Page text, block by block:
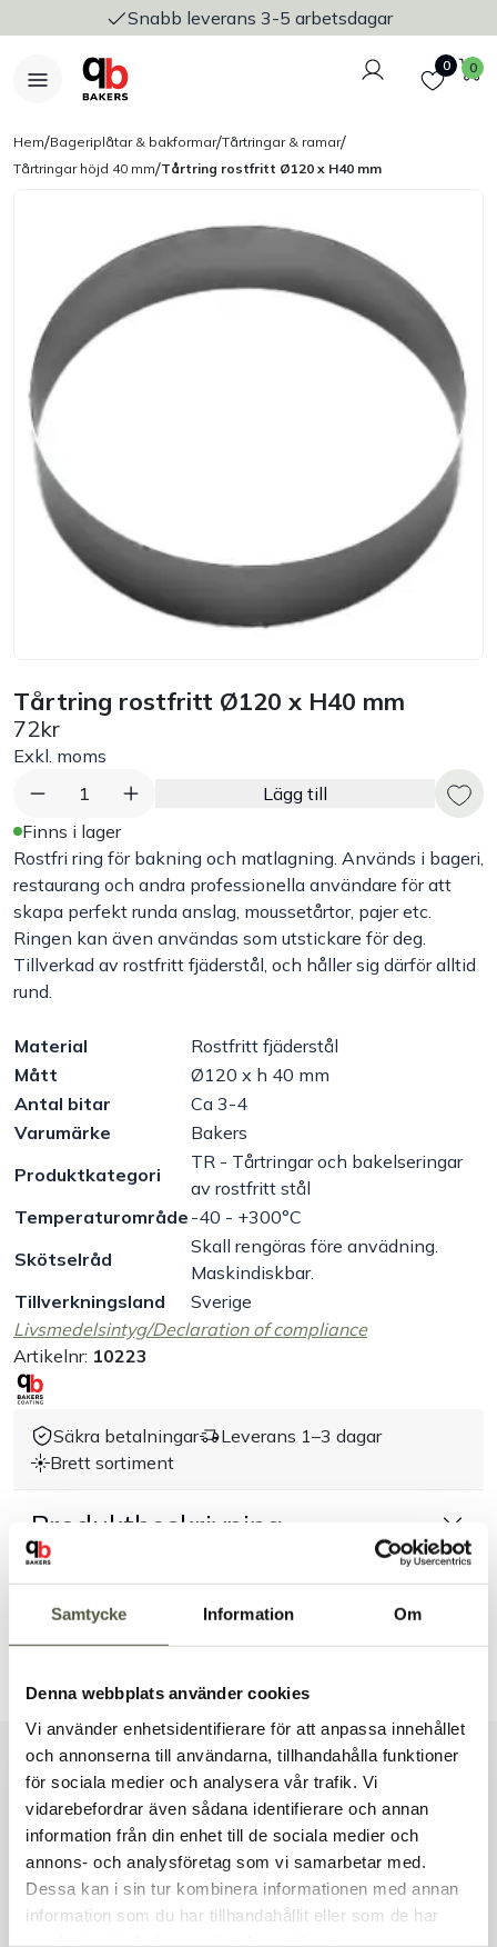
Samtycke Information Om
Denna webbplats använder cookies
Vi använder enhetsidentifierare för att anpassa innehållet
och annonserna till användarna, tillhandahålla funktioner
för sociala medier och analysera vår trafik. Vi
vidarebefordrar även sådana identifierare och annan
information från din enhet till de sociala medier och
annons- och analysföretag som vi samarbetar med.
Dessa kan i sin tur kombinera informationen med annan
information som du har tillhandahållit eller som de har
Snabb leverans 3-5 arbetsdagar
Logga in
Favoriter
0 0
Bakers Pureline
Bageriplåtar & bakformar
Bord
Råvaruhantering & lagring
Exponering & servering
Städutrustning
Arbetskläder
Plåtbyte
Monin
Handla efter bransch
Varumärken
Outlet
Om Bakers
Kundtjänst
Kontakt
Hem/Bageriplåtar & bakformar/Tårtringar & ramar/
Tårtringar höjd 40 mm/Tårtring rostfritt Ø120 x H40 mm
Tårtring rostfritt Ø120 x H40 mm
72kr
Exkl. moms
1
Lägg till
Finns i lager
Rostfri ring för bakning och matlagning. Används i bageri,
restaurang och andra professionella användare för att
skapa perfekt runda anslag, moussetårtor, pajer etc.
Ringen kan även användas som utstickare för deg.
Tillverkad av rostfritt fjäderstål, och håller sig därför alltid
rund.
Material
Rostfritt fjäderstål
Mått
Ø120 x h 40 mm
Antal bitar
Ca 3-4
Varumärke
Bakers
Produktkategori
TR - Tårtringar och bakelseringar
av rostfritt stål
Temperaturområde -40 - +300°C
Skötselråd
Skall rengöras före anvädning.
Maskindiskbar.
Tillverkningsland
Sverige
Livsmedelsintyg/Declaration of compliance
Artikelnr: 10223
Säkra betalningar
Leverans 1–3 dagar
Brett sortiment
Produktbeskrivning
Dokument & produktblad
Liknande produkter
Andra kunder tittade även på
Välkommen till Bakers!
Handlar du som företag eller privatperson?
Fortsätt som privatperson